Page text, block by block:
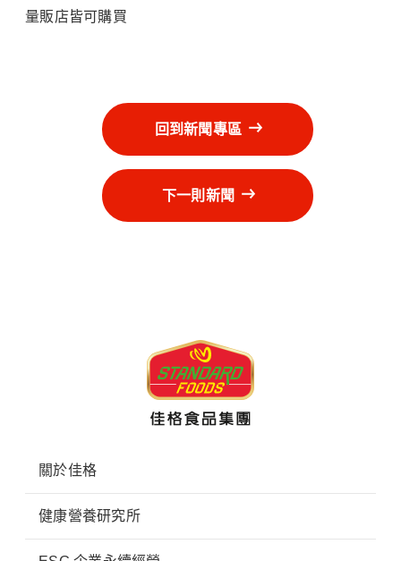
量販店皆可購買
回到新聞專區
下一則新聞
關於佳格
健康營養研究所